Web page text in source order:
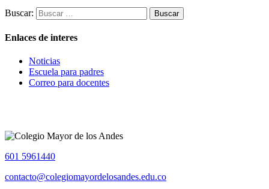
Buscar:
Enlaces de interes
Noticias
Escuela para padres
Correo para docentes
601 5961440
contacto@colegiomayordelosandes.edu.co